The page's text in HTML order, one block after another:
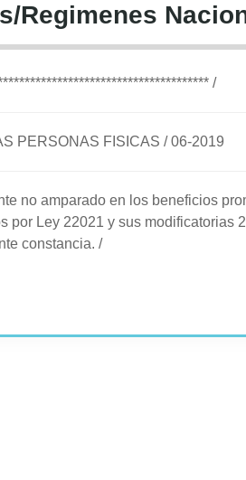
Regimenes
/
PERSONAS FISICAS /06-2019
no amparado en los beneficios
por Ley 22021 y sus modificatorias
constancia. /